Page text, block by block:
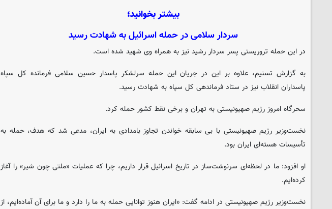
بیشتر بخوانید؛
سردار سلامی در حمله اسرائیل به شهادت رسید
در این حمله تروریستی پسر سردار رشید نیز به همراه وی شهید شده است.
به گزارش تسنیم، علاوه بر این در جریان این حمله سرلشکر پاسدار حسین سلامی فرمانده کل سپاه
پاسداران انقلاب نیز در ستاد فرماندهی کل سپاه به شهادت رسید.
سحرگاه امروز رژیم صهیونیستی به تهران و برخی نقط کشور حمله کرد.
نخست‌وزیر رژیم صهیونیستی با بی سابقه خواندن تجاوز بامدادی به ایران، مدعی شد که هدف، حمله به
تأسیسات هسته‌ای ایران بود.
او افزود: ما در لحظه‌ای سرنوشت‌ساز در تاریخ اسرائیل قرار داریم، چرا که عملیات «ملتی چون شیر» را آغاز
کرده‌ایم.
نخست‌وزیر رژیم صهیونیستی در ادامه گفت: «ایران هنوز توانایی حمله به ما را دارد و ما برای آن آماده‌ایم، از